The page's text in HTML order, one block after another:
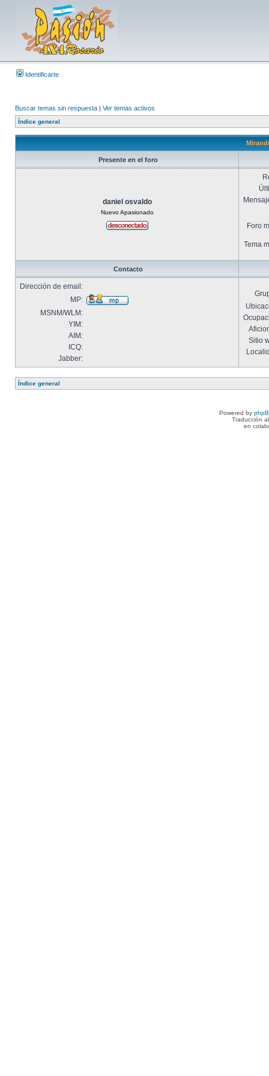
Identificarte
Buscar temas sin respuesta | Ver temas activos
Índice general
Presente en el foro
daniel osvaldo
Nuevo Apasionado
Foro
Tema
Contacto
Dirección de email:
MP:
MSNM/WLM:
YIM:
AIM:
ICQ:
Jabber:
Sitio
Índice general
Powered by
Traducción
en